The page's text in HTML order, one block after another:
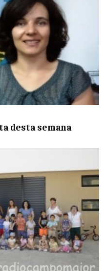
desta semana